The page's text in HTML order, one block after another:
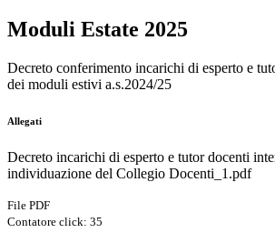
Moduli Estate 2025
Decreto conferimento incarichi di esperto e
dei moduli estivi a.s.2024/25
Allegati
Decreto incarichi di esperto e tutor docenti
individuazione del Collegio Docenti_1.pdf
File PDF
Contatore click: 35